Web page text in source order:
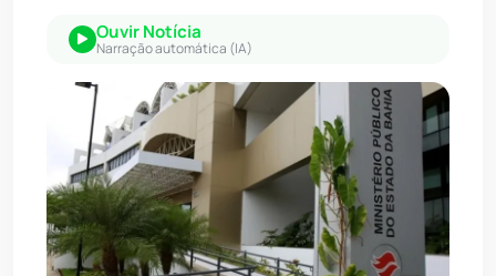
Ouvir Notícia
Narração automática (IA)